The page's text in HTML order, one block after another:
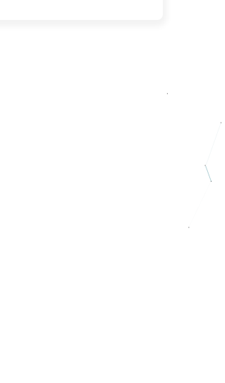
列表（待办和已办）
书写方式与相应的
Markdown 的使用方